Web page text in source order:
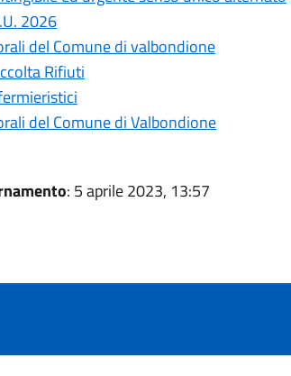
2026
del Comune di valbondione
Rifiuti
del Comune di Valbondione
: 5 aprile 2023, 13:57